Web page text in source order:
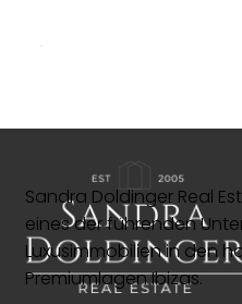
Sandra Doldinger Real
eines der führenden
Luxusimmobilien in den
Premiumlagen Ibizas.